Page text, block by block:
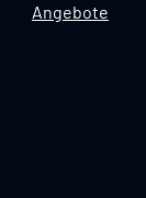
Angebote